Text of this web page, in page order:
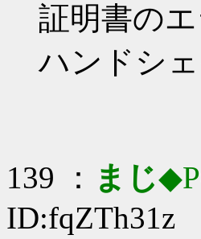
証明書の
ハンドシ
139 ： まじ
ID:fqZTh31z